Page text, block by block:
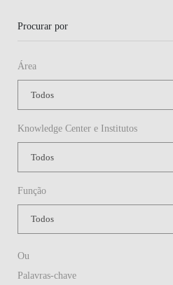
WHAT'S HAPPENING
Procurar por
Área
Knowledge Center e Institutos
Função
Ou
Palavras-chave